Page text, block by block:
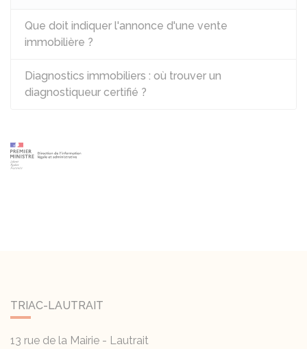
Que doit indiquer l'annonce d'une vente
immobilière ?
Diagnostics immobiliers : où trouver un
diagnostiqueur certifié ?
TRIAC-LAUTRAIT
13 rue de la Mairie - Lautrait